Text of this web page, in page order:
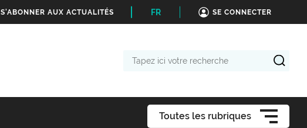
S'ABONNER AUX ACTUALITÉS FR SE CONNECTER
Toutes les rubriques